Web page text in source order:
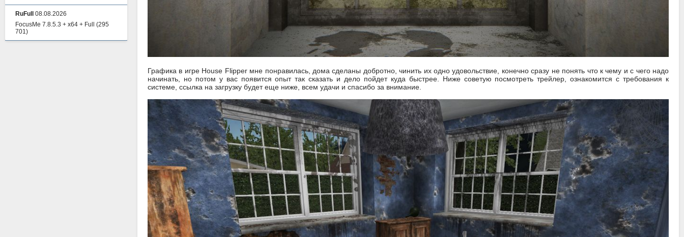
Графика в игре House Flipper мне понравилась, дома сделаны добротно, чинить их одно удовольствие, конечно сразу не понять что к чему и с чего надо
начинать, но потом у вас появится опыт так сказать и дело пойдет куда быстрее. Ниже советую посмотреть трейлер, ознакомится с требования к
системе, ссылка на загрузку будет еще ниже, всем удачи и спасибо за внимание.
RuFull
08.08.2026
FocusMe 7.8.5.3 + x64 + Full
(295
701)